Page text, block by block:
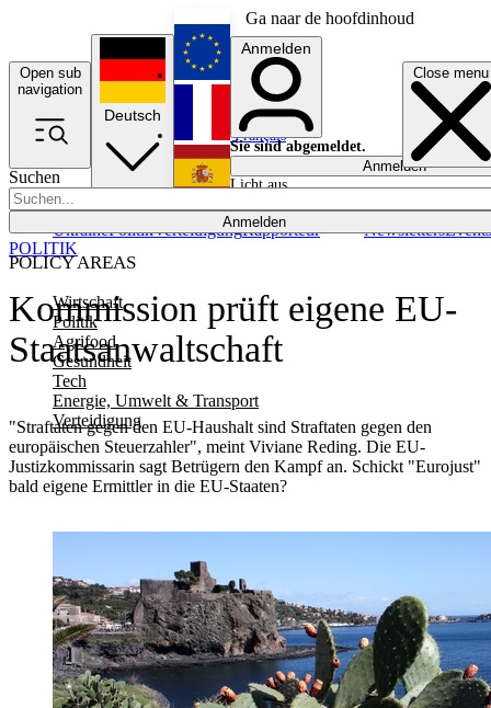
Ga naar de hoofdinhoud
Open sub
navigation
Close menu
Suchen
Anmelden
POLICY AREAS
Wirtschaft
Politik
Agrifood
Gesundheit
Tech
Energie, Umwelt & Transport
Verteidigung
UkrainePolitikVerteidigungRapporteur NewslettersEvents
Deutsch
English
Français
Anmelden
Sie sind abgemeldet.
Anmelden
Licht aus
Kommission prüft eigene EU-
Staatsanwaltschaft
"Straftaten gegen den EU-Haushalt sind Straftaten gegen den
europäischen Steuerzahler", meint Viviane Reding. Die EU-
Justizkommissarin sagt Betrügern den Kampf an. Schickt "Eurojust"
bald eigene Ermittler in die EU-Staaten?
POLITIK